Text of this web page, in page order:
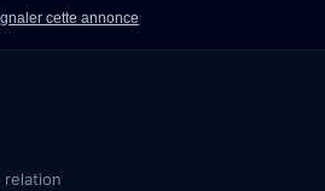
cette annonce
relation